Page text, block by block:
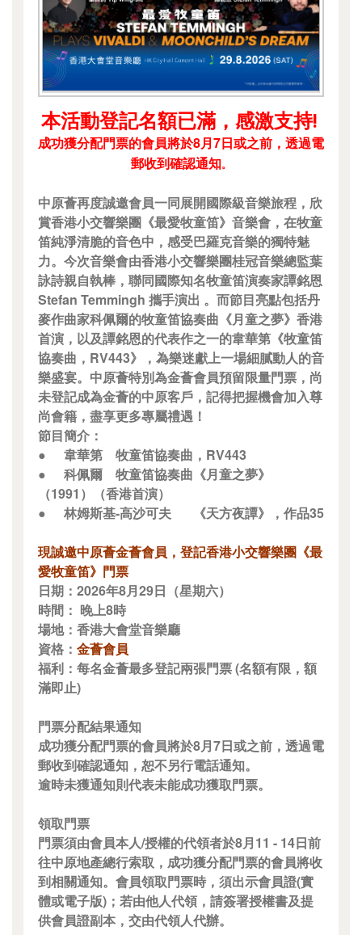
本活動登記名額已滿，感激支持!
成功獲分配門票的會員將於8月7日或之前，透過電
郵收到確認通知。
中原薈再度誠邀會員一同展開國際級音樂旅程，欣
賞香港小交響樂團《最愛牧童笛》音樂會，在牧童
笛純淨清脆的音色中，感受巴羅克音樂的獨特魅
力。今次音樂會由香港小交響樂團桂冠音樂總監葉
詠詩親自執棒，聯同國際知名牧童笛演奏家譚銘恩
Stefan Temmingh 攜手演出 。而節目亮點包括丹
麥作曲家科佩爾的牧童笛協奏曲《月童之夢》香港
首演，以及譚銘恩的代表作之一的韋華第《牧童笛
協奏曲，RV443》，為樂迷獻上一場細膩動人的音
樂盛宴。中原薈特別為金薈會員預留限量門票，尚
未登記成為金薈的中原客戶，記得把握機會加入尊
尚會籍，盡享更多專屬禮遇！
節目簡介：
●
韋華第
牧童笛協奏曲，RV443
●
科佩爾
牧童笛協奏曲《月童之夢》
（1991）（香港首演）
●
林姆斯基-高沙可夫 《天方夜譚》，作品35
現誠邀中原薈金薈會員，登記香港小交響樂團《最
愛牧童笛》門票
日期：2026年8月29日（星期六）
時間： 晚上8時
場地：香港大會堂音樂廳
資格： 金薈會員
福利：每名金薈最多登記兩張門票 (名額有限，額
滿即止)
門票分配結果通知
成功獲分配門票的會員將於8月7日或之前，透過電
郵收到確認通知，恕不另行電話通知。
逾時未獲通知則代表未能成功獲取門票。
領取門票
門票須由會員本人/授權的代領者於8月11 - 14日前
往中原地產總行索取，成功獲分配門票的會員將收
到相關通知。會員領取門票時，須出示會員證(實
體或電子版)；若由他人代領，請簽署授權書及提
供會員證副本，交由代領人代辦。